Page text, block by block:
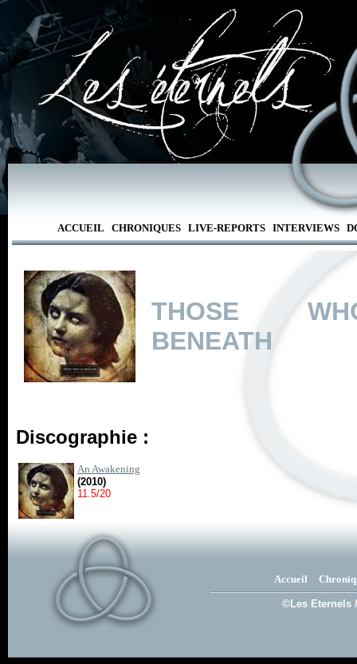
ACCUEIL CHRONIQUES LIVE-REPORTS INTERVIEWS
THOSE
BENEATH
Discographie :
An Awakening
(2010)
11.5/20
Accueil
©Les Eternels